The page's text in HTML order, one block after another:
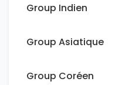
Group Indien
Group Asiatique
Group Coréen